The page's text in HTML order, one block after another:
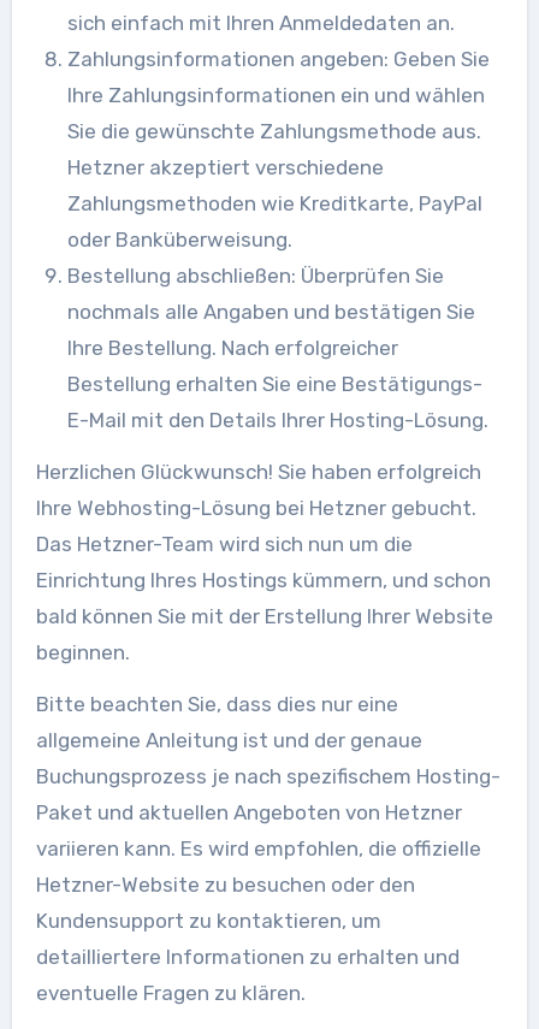
sich einfach mit Ihren Anmeldedaten an.
Zahlungsinformationen angeben: Geben Sie
Ihre Zahlungsinformationen ein und wählen
Sie die gewünschte Zahlungsmethode aus.
Hetzner akzeptiert verschiedene
Zahlungsmethoden wie Kreditkarte, PayPal
oder Banküberweisung.
Bestellung abschließen: Überprüfen Sie
nochmals alle Angaben und bestätigen Sie
Ihre Bestellung. Nach erfolgreicher
Bestellung erhalten Sie eine Bestätigungs-
E-Mail mit den Details Ihrer Hosting-Lösung.
Herzlichen Glückwunsch! Sie haben erfolgreich
Ihre Webhosting-Lösung bei Hetzner gebucht.
Das Hetzner-Team wird sich nun um die
Einrichtung Ihres Hostings kümmern, und schon
bald können Sie mit der Erstellung Ihrer Website
beginnen.
Bitte beachten Sie, dass dies nur eine
allgemeine Anleitung ist und der genaue
Buchungsprozess je nach spezifischem Hosting-
Paket und aktuellen Angeboten von Hetzner
variieren kann. Es wird empfohlen, die offizielle
Hetzner-Website zu besuchen oder den
Kundensupport zu kontaktieren, um
detailliertere Informationen zu erhalten und
eventuelle Fragen zu klären.